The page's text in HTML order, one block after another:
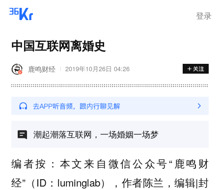
登录
中国互联网离婚史
鹿鸣财经 2019年10月26日 04:26
潮起潮落互联网，一场婚姻一场梦
编者按：本文来自微信公众号“鹿鸣财
经”（ID：luminglab），作者陈兰，编辑|封